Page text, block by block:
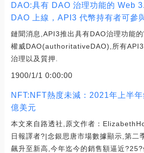
DAO:具有 DAO 治理功能的 Web
DAO 上線，API3 代幣持有者可參
鏈聞消息,API3推出具有DAO治理功能
權威DAO(authoritativeDAO),所有API3
治理以及質押.
1900/1/1 0:00:00
NFT:NFT熱度未減：2021年上半
億美元
本文來自路透社,原文作者：
日報譯者?|念銀思唐市場數據顯示,第二
飆升至新高,今年迄今的銷售額逼近?25?